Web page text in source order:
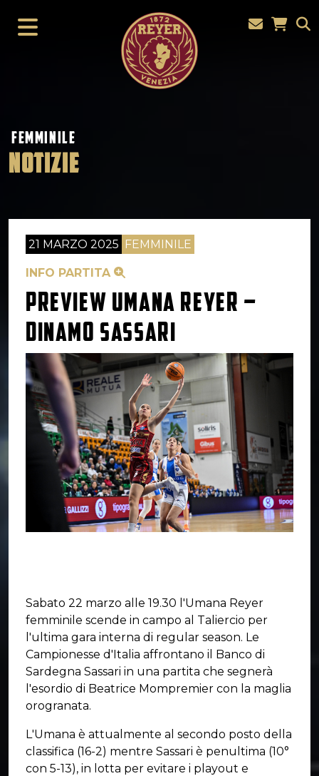
FEMMINILE
NOTIZIE
21 MARZO 2025 FEMMINILE
INFO PARTITA
PREVIEW UMANA REYER –
DINAMO SASSARI
Sabato 22 marzo alle 19.30 l'Umana Reyer
femminile scende in campo al Taliercio per
l'ultima gara interna di regular season. Le
Campionesse d'Italia affrontano il Banco di
Sardegna Sassari in una partita che segnerà
l'esordio di Beatrice Mompremier con la maglia
orogranata.
L'Umana è attualmente al secondo posto della
classifica (16-2) mentre Sassari è penultima (10°
con 5-13), in lotta per evitare i playout e